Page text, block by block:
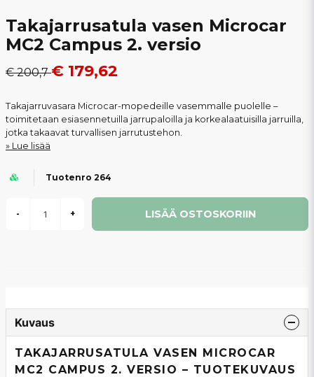
Takajarrusatula vasen Microcar
MC2 Campus 2. versio
€ 200,7€ 179,62
Takajarruvasara Microcar-mopedeille vasemmalle puolelle –
toimitetaan esiasennetuilla jarrupaloilla ja korkealaatuisilla jarruilla,
jotka takaavat turvallisen jarrutustehon.
Lue lisää
Tuotenro 264
- + LISÄÄ OSTOSKORIIN
Kuvaus
TAKAJARRUSATULA VASEN MICROCAR
MC2 CAMPUS 2. VERSIO – TUOTEKUVAUS